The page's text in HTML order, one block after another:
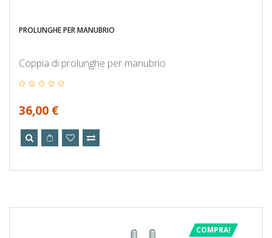
PROLUNGHE PER MANUBRIO
Coppia di prolunghe per manubrio
36,00 €
COMPRA!